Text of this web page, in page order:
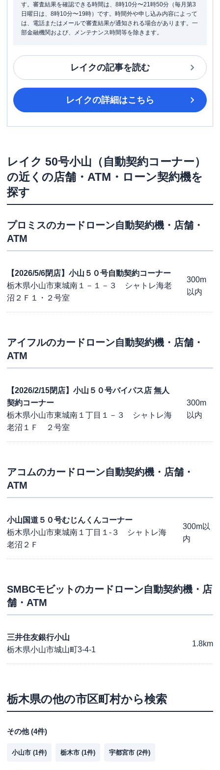
す。審査結果を確認できる時間は、8時10分〜21時50分（毎月第3
日曜日は、8時10分〜19時）です。時間外や申し込み内容によって
は、電話またはメールで審査結果が通知される場合があります。一
部金融機関および、メンテナンス時間等を除きます。
レイクの記事を読む
レイクの詳細はこちら
レイク 50号小山（自動契約コーナー）
の近くの店舗・ATM・ローン契約機を
探す
プロミスのカードローン自動契約機・店舗・
ATM
【2026/5/6閉店】小山５０号自動契約コーナー
栃木県小山市東城南１－１－３ シャトレ海老
沼２Ｆ１・２号室
300m
以内
アイフルのカードローン自動契約機・店舗・
ATM
【2026/2/15閉店】小山５０号バイパス店 無人
契約コーナー
栃木県小山市東城南１丁目１－３ シャトレ海
老沼１Ｆ ２号室
300m
以内
アコムのカードローン自動契約機・店舗・
ATM
小山国道５０号むじんくんコーナー
栃木県小山市東城南１丁目１-３ シャトレ海
老沼２Ｆ
300m以
内
SMBCモビットのカードローン自動契約機・店
舗・ATM
三井住友銀行小山
栃木県小山市城山町3-4-1
1.8km
栃木県の他の市区町村から検索
その他(4件)
小山市 (1件) 栃木市 (1件) 宇都宮市 (2件)